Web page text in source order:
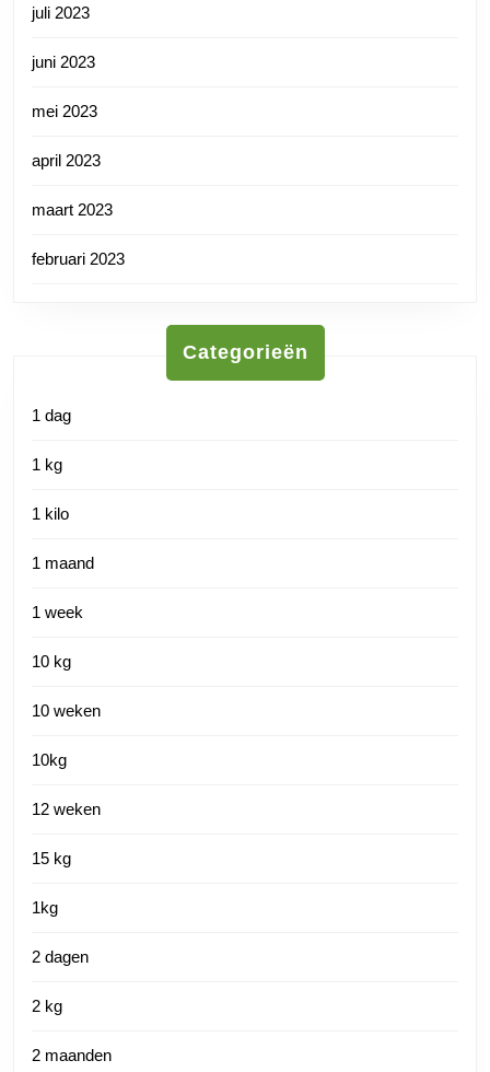
juli 2023
juni 2023
mei 2023
april 2023
maart 2023
februari 2023
Categorieën
1 dag
1 kg
1 kilo
1 maand
1 week
10 kg
10 weken
10kg
12 weken
15 kg
1kg
2 dagen
2 kg
2 maanden